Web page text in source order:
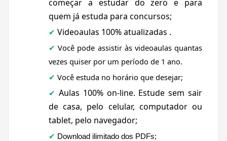
começar a estudar do zero e para
quem já estuda para concursos;
✔ Videoaulas 100% atualizadas .
✔ Você pode assistir às videoaulas quantas
vezes quiser por um período de 1 ano.
✔ Você estuda no horário que desejar;
✔ Aulas 100% on-line. Estudesem sair
de casa, pelo celular, computador ou
tablet, pelo navegador;
✔ Download ilimitado dos PDFs;